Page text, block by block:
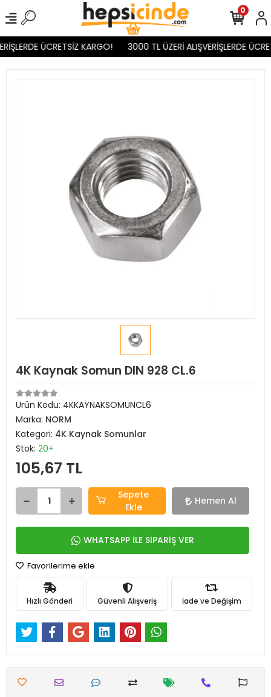
ÜCRETSİZ KARGO! 3000 TL ÜZERİ ALIŞVERİŞLERDE
0
4K Kaynak Somun DIN 928 CL.6
Ürün Kodu: 4KKAYNAKSOMUNCL6
Marka: NORM
Kategori: 4K Kaynak Somunlar
Stok: 20+
105,67 TL
Sepete
Ekle
Hemen Al
WHATSAPP İLE SİPARİŞ VER
Favorilerime ekle
Hızlı Gönderi Güvenli Alışveriş İade ve Değişim